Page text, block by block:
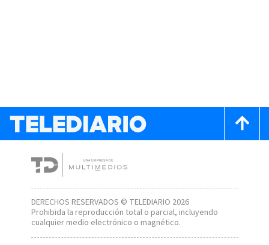
DERECHOS RESERVADOS © TELEDIARIO 2026
Prohibida la reproducción total o parcial, incluyendo
cualquier medio electrónico o magnético.